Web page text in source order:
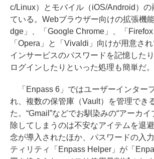
c/Linux）とモバイル（iOS/Android）の
ている。Webブラウザー向けの拡張機
dge」、「Google Chrome」、「Firefox
「Opera」と「Vivaldi」向けが用意さ
インサービスのパスワードを記憶した
ログインしたりといった処理も簡単だ。
「Enpass 6」ではユーザーインター
れ、複数の保管庫（Vault）を管理でき
た。“Gmail”などでお馴染みの“アーカイ
除してしまうのは不安なアイテムを退
念が導入されたほか、パスワードの入
ティリティ「Enpass Helper」が「